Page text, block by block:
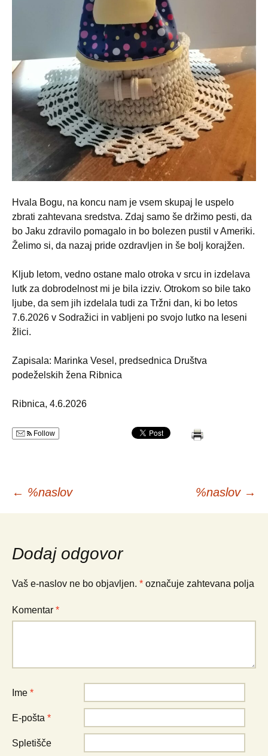
Hvala Bogu, na koncu nam je vsem skupaj le uspelo
zbrati zahtevana sredstva. Zdaj samo še držimo pesti, da
bo Jaku zdravilo pomagalo in bo bolezen pustil v Ameriki.
Želimo si, da nazaj pride ozdravljen in še bolj korajžen.
Kljub letom, vedno ostane malo otroka v srcu in izdelava
lutk za dobrodelnost mi je bila izziv. Otrokom so bile tako
ljube, da sem jih izdelala tudi za Tržni dan, ki bo letos
7.6.2026 v Sodražici in vabljeni po svojo lutko na leseni
žlici.
Zapisala: Marinka Vesel, predsednica Društva
podeželskih žena Ribnica
Ribnica, 4.6.2026
Follow
Krmarjenje
po
prispevkih
← %naslov %naslov →
Dodaj odgovor
Vaš e-naslov ne bo objavljen. * označuje zahtevana polja
Komentar *
Ime *
E-pošta *
Spletišče